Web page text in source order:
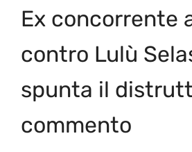
Ex concorrente
contro Lulù
spunta il
commento